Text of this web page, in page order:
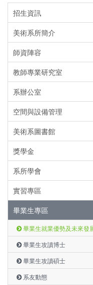
招生資訊
美術系所簡介
師資陣容
教師專業研究室
系辦公室
空間與設備管理
美術系圖書館
獎學金
系所學會
實習專區
畢業生專區
畢業生就業優勢及未來發
畢業生攻讀博士
畢業生攻讀碩士
系友動態